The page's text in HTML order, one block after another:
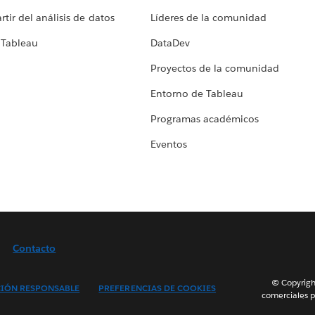
del análisis de datos
Líderes de la comunidad
DataDev
Proyectos de la comunidad
Entorno de Tableau
Programas académicos
Eventos
Contacto
RESPONSABLE
PREFERENCIAS DE COOKIES
©
comerciales